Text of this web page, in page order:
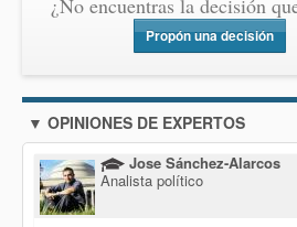
¿No encuentras la decisión
Propón una decisión
▼ OPINIONES DE EXPERTOS
Jose Sánchez-Alarcos
Analista político